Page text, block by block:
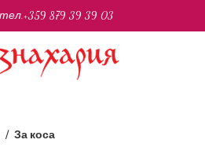
За коса
тел.+359 879 39 39 03